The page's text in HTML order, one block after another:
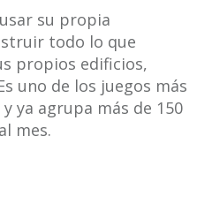
su propia
todo lo que
propios edificios,
uno de los juegos más
ya agrupa más de 150
mes.